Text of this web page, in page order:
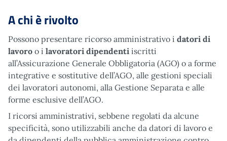
A chi è rivolto
Possono presentare ricorso amministrativo i datori di
lavoro o i lavoratori dipendenti iscritti
all’Assicurazione Generale Obbligatoria (AGO) o a forme
integrative e sostitutive dell’AGO, alle gestioni speciali
dei lavoratori autonomi, alla Gestione Separata e alle
forme esclusive dell’AGO.
I ricorsi amministrativi, sebbene regolati da alcune
specificità, sono utilizzabili anche da datori di lavoro e